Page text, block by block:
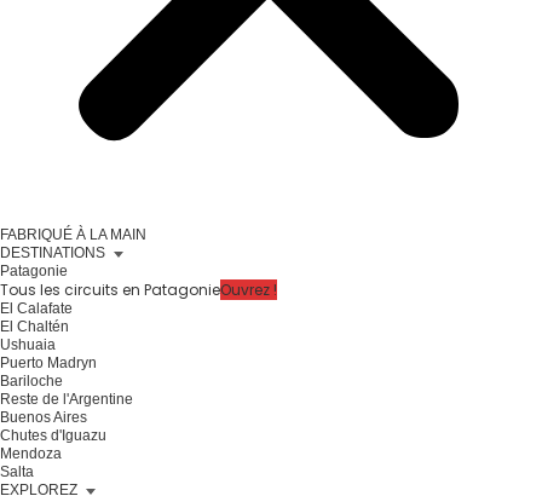
FABRIQUÉ À LA MAIN
DESTINATIONS
Patagonie
Tous les circuits en PatagonieOuvrez !
El Calafate
El Chaltén
Ushuaia
Puerto Madryn
Bariloche
Reste de l'Argentine
Buenos Aires
Chutes d'Iguazu
Mendoza
Salta
EXPLOREZ